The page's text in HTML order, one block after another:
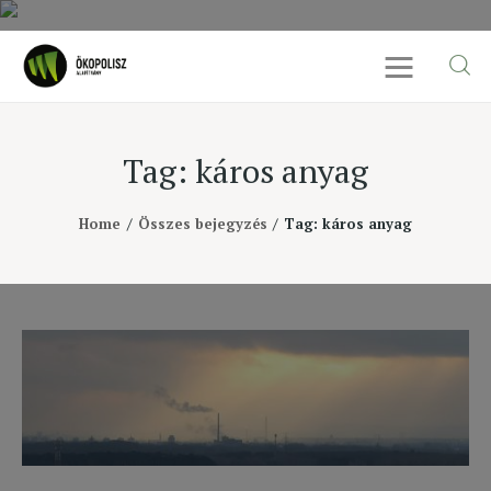
Tag: káros anyag
Home Összes bejegyzés Tag: káros anyag
Rólunk
Cikkek
SDG célok
Kapcsolat